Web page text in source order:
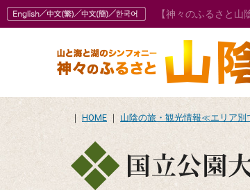
【神々のふるさと
｜ HOME ｜ 山陰の旅・観光情報≪エリア